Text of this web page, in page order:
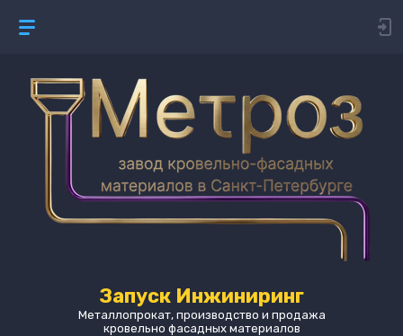
Запуск Инжиниринг
Металлопрокат, производство и продажа
кровельно фасадных материалов